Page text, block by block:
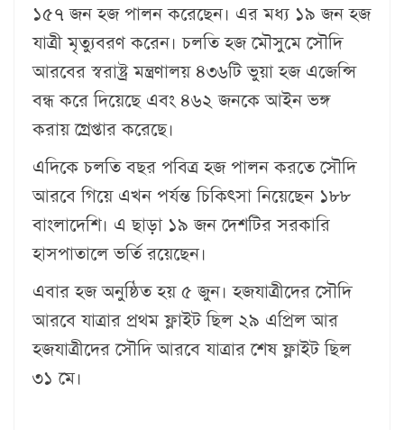
১৫৭ জন হজ পালন করেছেন। এর মধ্য ১৯ জন হজ
যাত্রী মৃত্যুবরণ করেন। চলতি হজ মৌসুমে সৌদি
আরবের স্বরাষ্ট্র মন্ত্রণালয় ৪৩৬টি ভুয়া হজ এজেন্সি
বন্ধ করে দিয়েছে এবং ৪৬২ জনকে আইন ভঙ্গ
করায় গ্রেপ্তার করেছে।
এদিকে চলতি বছর পবিত্র হজ পালন করতে সৌদি
আরবে গিয়ে এখন পর্যন্ত চিকিৎসা নিয়েছেন ১৮৮
বাংলাদেশি। এ ছাড়া ১৯ জন দেশটির সরকারি
হাসপাতালে ভর্তি রয়েছেন।
এবার হজ অনুষ্ঠিত হয় ৫ জুন। হজযাত্রীদের সৌদি
আরবে যাত্রার প্রথম ফ্লাইট ছিল ২৯ এপ্রিল আর
হজযাত্রীদের সৌদি আরবে যাত্রার শেষ ফ্লাইট ছিল
৩১ মে।